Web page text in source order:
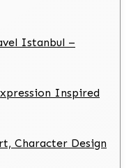
Istanbul –
Inspired
Character Design